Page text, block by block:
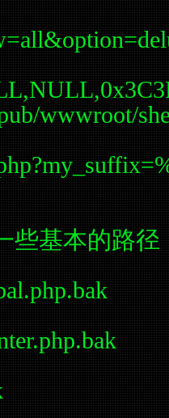
wwwroot/
些基本的路径